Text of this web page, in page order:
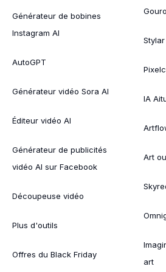
Générateur de bobines
Instagram AI
AutoGPT
Générateur vidéo Sora AI
Éditeur vidéo AI
Générateur de publicités
vidéo AI sur Facebook
Découpeuse vidéo
Plus d'outils
Offres du Black Friday
Stylar
IA
Art
art